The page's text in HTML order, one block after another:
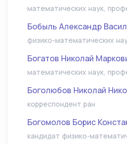
математических наук,
Бобыль Александр
физико-математических
Богатов Николай
математических наук,
Боголюбов Николай
корреспондент ран
Богомолов Борис
кандидат физико-